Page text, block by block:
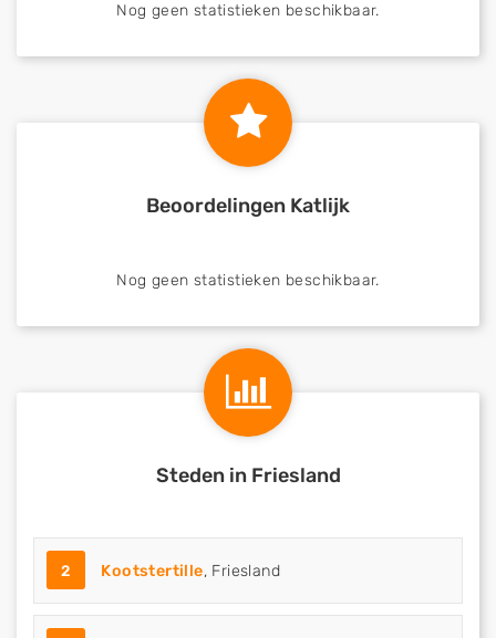
Nog geen statistieken beschikbaar.
Beoordelingen Katlijk
Nog geen statistieken beschikbaar.
Steden in Friesland
2 Kootstertille, Friesland